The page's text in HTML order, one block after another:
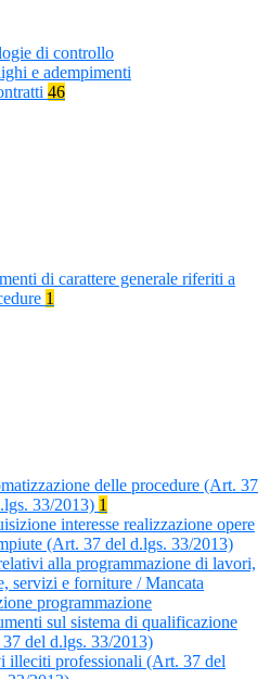
di controllo
e adempimenti
46
di carattere generale riferiti a
1
delle procedure (Art. 37
33/2013) 1
interesse realizzazione opere
(Art. 37 del d.lgs. 33/2013)
alla programmazione di lavori,
servizi e forniture / Mancata
programmazione
sul sistema di qualificazione
del d.lgs. 33/2013)
illeciti professionali (Art. 37 del